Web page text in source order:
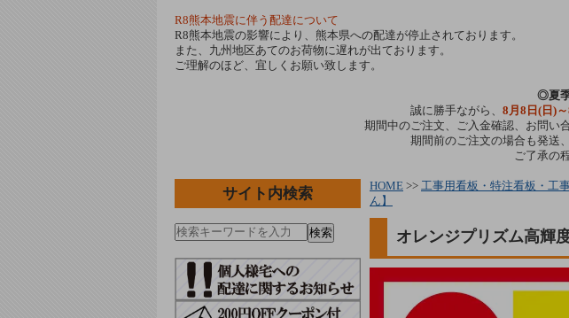
R8熊本地震に伴う配達について
R8熊本地震の影響により、熊本県への配達が停止されております。
また、九州地区あてのお荷物に遅れが出ております。
ご理解のほど、宜しくお願い致します。
◎夏
誠に勝手ながら、 8月8日(日)
期間中のご注文、ご入金確認、お問い
期間前のご注文の場合も発送
ご了承の
サイト内検索
検索
HOME >> 工事用看板・特注看板・工
ん】
オレンジプリズム高輝